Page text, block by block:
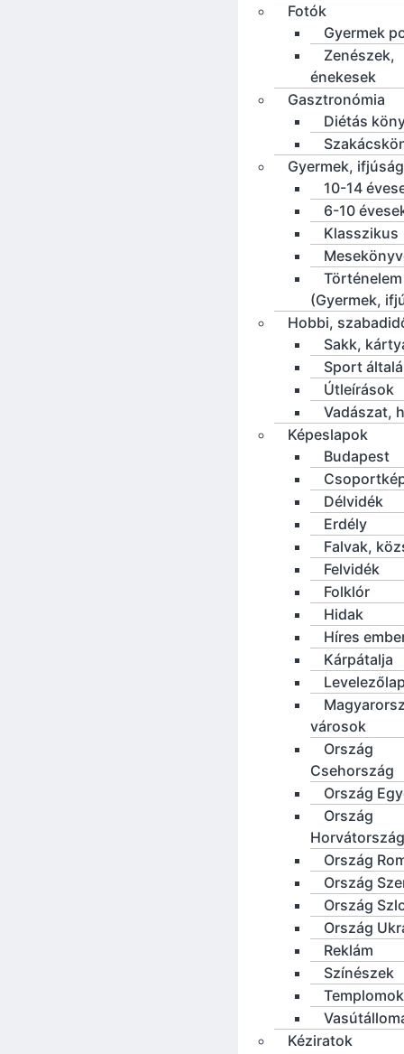
Fotók
Gyermek
Zenészek,
énekesek
Gasztronómia
Diétás
Gyermek,
10-14
6-10
Klasszikus
Történelem
(Gyermek,
Hobbi,
Sakk,
Sport
Útleírások
Vadászat,
Képeslapok
Budapest
Délvidék
Erdély
Falvak,
Felvidék
Folklór
Hidak
Híres
Kárpátalja
városok
Ország
Csehország
Ország
Ország
Horvátország
Ország
Ország
Ország
Ország
Reklám
Színészek
Templomok
Kéziratok